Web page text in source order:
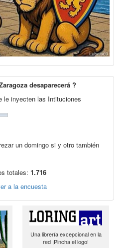
desaparecerá ?
le inyecten las Intituciones
un domingo si y otro también
totales: 1.716
a la encuesta
Una librería excepcional en la
red ¡Pincha el logo!